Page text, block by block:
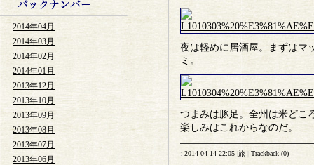
2014年04月
2014年03月
2014年02月
2014年01月
2013年12月
2013年10月
2013年09月
2013年08月
2013年07月
2013年06月
夜は軽めに居酒屋。まずはマ
ミ。
つまみは豚足。全州は米どこ
楽しみはこれからなのだ。
: 2014-04-14 22:05 旅 Trackback (0)